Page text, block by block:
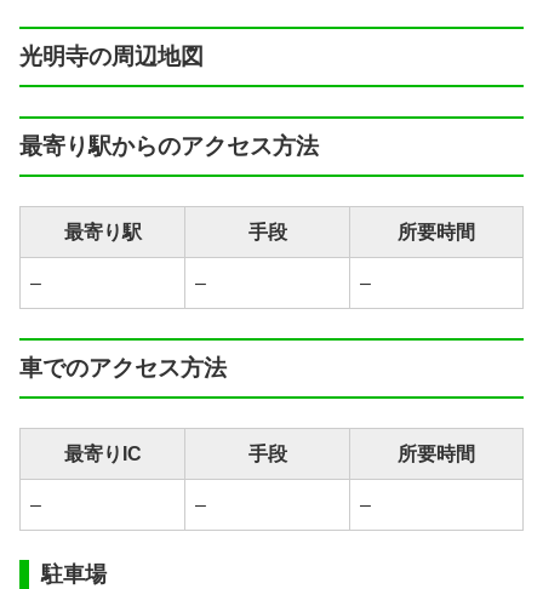
光明寺の周辺地図
最寄り駅からのアクセス方法
最寄り駅 手段 所要時間
– – –
車でのアクセス方法
最寄りIC 手段 所要時間
– – –
駐車場